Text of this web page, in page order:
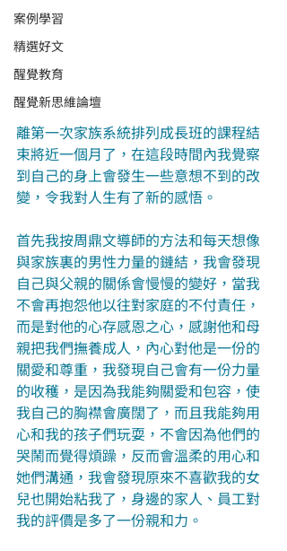
案例學習
精選好文
醒覺教育
醒覺新思維論壇
離第一次家族系統排列成長班的課程結
束將近一個月了，在這段時間內我覺察
到自己的身上會發生一些意想不到的改
變，令我對人生有了新的感悟。
首先我按周鼎文導師的方法和每天想像
與家族裏的男性力量的鏈結，我會發現
自己與父親的關係會慢慢的變好，當我
不會再抱怨他以往對家庭的不付責任，
而是對他的心存感恩之心，感謝他和母
親把我們撫養成人，內心對他是一份的
關愛和尊重，我發現自己會有一份力量
的收穫，是因為我能夠關愛和包容，使
我自己的胸襟會廣闊了，而且我能夠用
心和我的孩子們玩耍，不會因為他們的
哭鬧而覺得煩躁，反而會溫柔的用心和
她們溝通，我會發現原來不喜歡我的女
兒也開始粘我了，身邊的家人、員工對
我的評價是多了一份親和力。